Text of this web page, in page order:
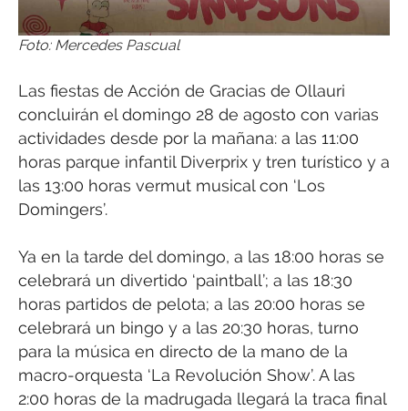
Foto: Mercedes Pascual
Las fiestas de Acción de Gracias de Ollauri
concluirán el domingo 28 de agosto con varias
actividades desde por la mañana: a las 11:00
horas parque infantil Diverprix y tren turístico y a
las 13:00 horas vermut musical con ‘Los
Domingers’.
Ya en la tarde del domingo, a las 18:00 horas se
celebrará un divertido ‘paintball’; a las 18:30
horas partidos de pelota; a las 20:00 horas se
celebrará un bingo y a las 20:30 horas, turno
para la música en directo de la mano de la
macro-orquesta ‘La Revolución Show’. A las
2:00 horas de la madrugada llegará la traca final